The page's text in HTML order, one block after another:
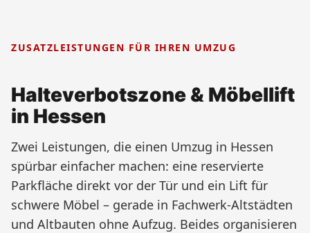
ZUSATZLEISTUNGEN FÜR IHREN UMZUG
Halteverbotszone & Möbellift
in Hessen
Zwei Leistungen, die einen Umzug in Hessen
spürbar einfacher machen: eine reservierte
Parkfläche direkt vor der Tür und ein Lift für
schwere Möbel – gerade in Fachwerk-Altstädten
und Altbauten ohne Aufzug. Beides organisieren